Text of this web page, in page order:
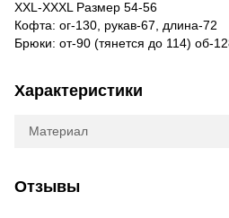
XXL-XXXL Размер 54-56
Кофта: ог-130, рукав-67, длина-72
Брюки: от-90 (тянется до 114) об-
Характеристики
Материал
Отзывы